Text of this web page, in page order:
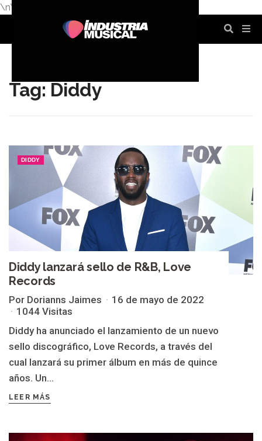
\n\n
Tag: Diddy
DIDDY
Diddy lanzará sello de R&B, Love
Records
Por Dorianns Jaimes
16 de mayo de 2022
1044 Visitas
Diddy ha anunciado el lanzamiento de un nuevo
sello discográfico, Love Records, a través del
cual lanzará su primer álbum en más de quince
años. Un...
LEER MÁS